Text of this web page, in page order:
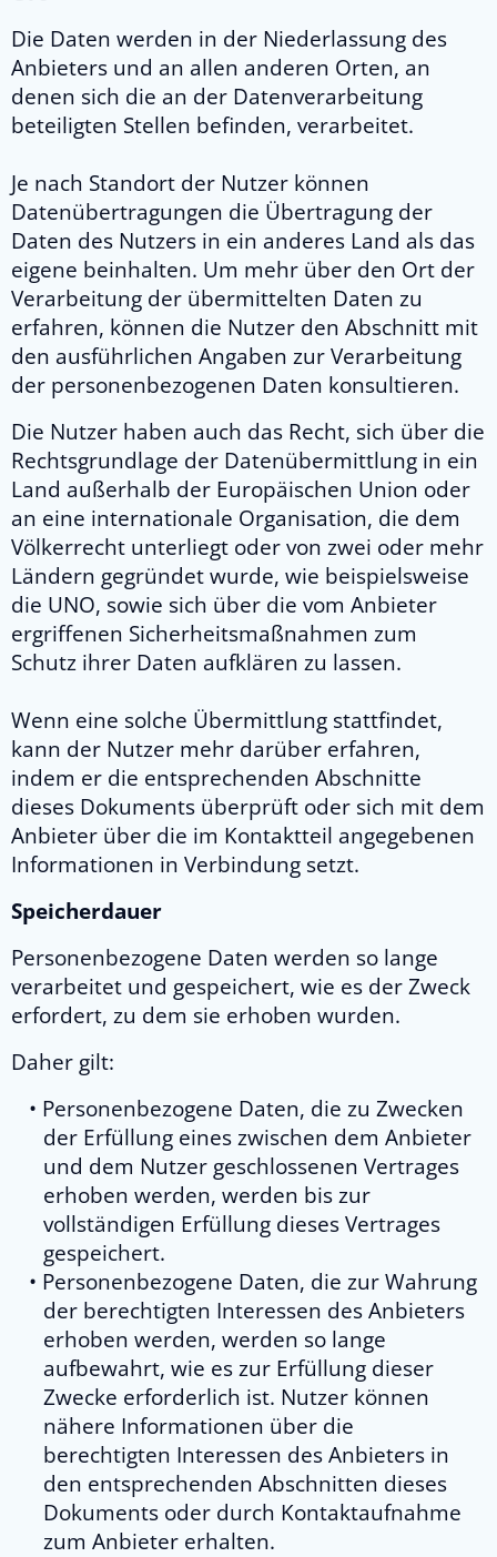
Die Daten werden in der Niederlassung des
Anbieters und an allen anderen Orten, an
denen sich die an der Datenverarbeitung
beteiligten Stellen befinden, verarbeitet.
Je nach Standort der Nutzer können
Datenübertragungen die Übertragung der
Daten des Nutzers in ein anderes Land als das
eigene beinhalten. Um mehr über den Ort der
Verarbeitung der übermittelten Daten zu
erfahren, können die Nutzer den Abschnitt mit
den ausführlichen Angaben zur Verarbeitung
der personenbezogenen Daten konsultieren.
Die Nutzer haben auch das Recht, sich über die
Rechtsgrundlage der Datenübermittlung in ein
Land außerhalb der Europäischen Union oder
an eine internationale Organisation, die dem
Völkerrecht unterliegt oder von zwei oder mehr
Ländern gegründet wurde, wie beispielsweise
die UNO, sowie sich über die vom Anbieter
ergriffenen Sicherheitsmaßnahmen zum
Schutz ihrer Daten aufklären zu lassen.
Wenn eine solche Übermittlung stattfindet,
kann der Nutzer mehr darüber erfahren,
indem er die entsprechenden Abschnitte
dieses Dokuments überprüft oder sich mit dem
Anbieter über die im Kontaktteil angegebenen
Informationen in Verbindung setzt.
Speicherdauer
Personenbezogene Daten werden so lange
verarbeitet und gespeichert, wie es der Zweck
erfordert, zu dem sie erhoben wurden.
Daher gilt:
Personenbezogene Daten, die zu Zwecken
der Erfüllung eines zwischen dem Anbieter
und dem Nutzer geschlossenen Vertrages
erhoben werden, werden bis zur
vollständigen Erfüllung dieses Vertrages
gespeichert.
Personenbezogene Daten, die zur Wahrung
der berechtigten Interessen des Anbieters
erhoben werden, werden so lange
aufbewahrt, wie es zur Erfüllung dieser
Zwecke erforderlich ist. Nutzer können
nähere Informationen über die
berechtigten Interessen des Anbieters in
den entsprechenden Abschnitten dieses
Dokuments oder durch Kontaktaufnahme
zum Anbieter erhalten.